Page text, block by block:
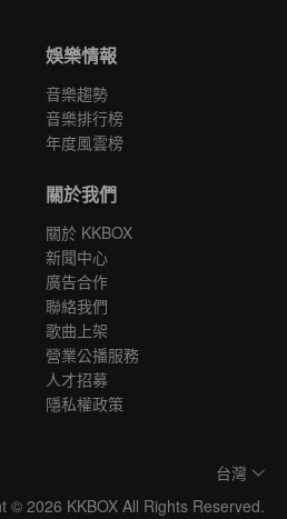
娛樂情報
音樂趨勢
音樂排行榜
年度風雲榜
關於我們
關於 KKBOX
新聞中心
廣告合作
聯絡我們
歌曲上架
營業公播服務
人才招募
隱私權政策
台灣
© 2026 KKBOX All Rights Reserved.